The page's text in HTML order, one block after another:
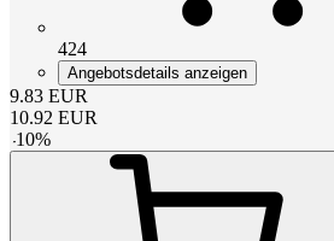
424
Angebotsdetails anzeigen
9.83 EUR
10.92 EUR
-10%